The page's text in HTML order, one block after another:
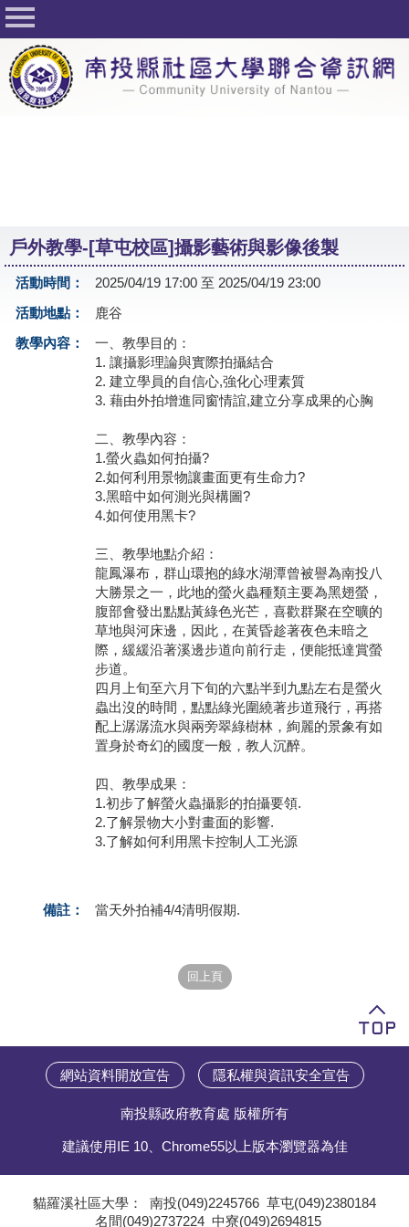
回首頁
關於社大
公佈欄
課程一覽表
志工與社團
戶外教學-[草屯校區]攝影藝術與影像後製
活動時間：
2025/04/19 17:00 至 2025/04/19 23:00
活動地點：
鹿谷
教學內容：
一、教學目的：
1. 讓攝影理論與實際拍攝結合
2. 建立學員的自信心,強化心理素質
3. 藉由外拍增進同窗情誼,建立分享成果的心胸
二、教學內容：
1.螢火蟲如何拍攝?
2.如何利用景物讓畫面更有生命力?
3.黑暗中如何測光與構圖?
4.如何使用黑卡?
三、教學地點介紹：
龍鳳瀑布，群山環抱的綠水湖潭曾被譽為南投八
大勝景之一，此地的螢火蟲種類主要為黑翅螢，
腹部會發出點點黃綠色光芒，喜歡群聚在空曠的
草地與河床邊，因此，在黃昏趁著夜色未暗之
際，緩緩沿著溪邊步道向前行走，便能抵達賞螢
步道。
四月上旬至六月下旬的六點半到九點左右是螢火
蟲出沒的時間，點點綠光圍繞著步道飛行，再搭
配上潺潺流水與兩旁翠綠樹林，絢麗的景象有如
置身於奇幻的國度一般，教人沉醉。
四、教學成果：
1.初步了解螢火蟲攝影的拍攝要領.
2.了解景物大小對畫面的影響.
3.了解如何利用黑卡控制人工光源
備註： 當天外拍補4/4清明假期.
網站資料開放宣告 隱私權與資訊安全宣告
南投縣政府教育處 版權所有
建議使用IE 10、Chrome55以上版本瀏覽器為佳
貓羅溪社區大學： 南投(049)2245766 草屯(049)2380184
名間(049)2737224 中寮(049)2694815